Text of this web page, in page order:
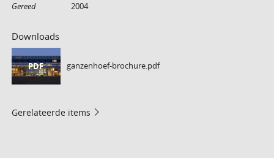
Gereed
2004
Downloads
PDF ganzenhoef-brochure.pdf
Gerelateerde items